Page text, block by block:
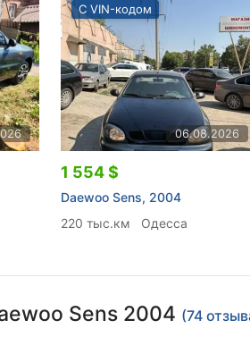
С VIN-кодом
06.08.2026
1 554 $
Daewoo Sens, 2004
220 тыс.км
Одесса
Sens 2004 (74